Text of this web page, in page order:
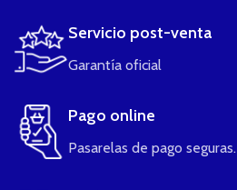
Servicio post-venta
Garantía oficial
Pago online
Pasarelas de pago seguras.